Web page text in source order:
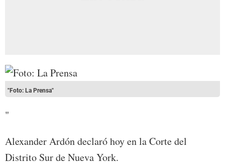
"Foto: La Prensa"
"
Alexander Ardón declaró hoy en la Corte del
Distrito Sur de Nueva York.